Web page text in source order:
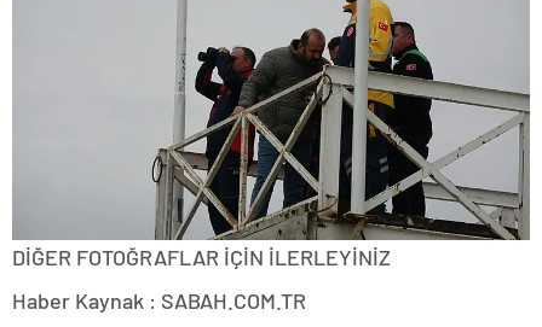
DİĞER FOTOĞRAFLAR İÇİN İLERLEYİNİZ
Haber Kaynak : SABAH.COM.TR